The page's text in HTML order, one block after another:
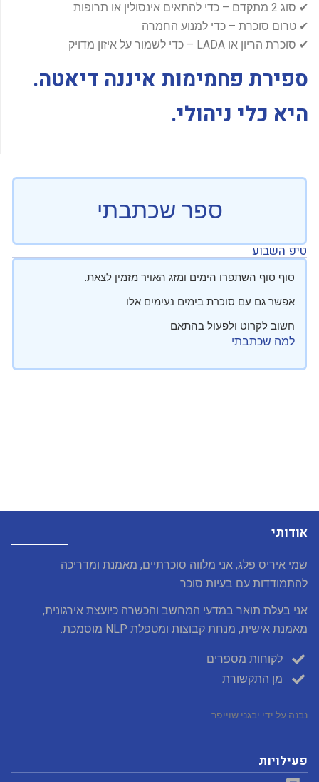
✔ סוג 2 מתקדם – כדי להתאים אינסולין או תרופות
✔ טרום סוכרת – כדי למנוע החמרה
✔ סוכרת הריון או LADA – כדי לשמור על איזון מדויק
ספירת פחמימות איננה דיאטה.
היא כלי ניהולי.
ספר שכתבתי
טיפ השבוע
סוף סוף השתפרו הימים ומזג האויר מזמין לצאת.
אפשר גם עם סוכרת בימים נעימים אלו.
חשוב לקרוט ולפעול בהתאם
למה שכתבתי
אודותי
שמי איריס פלג, אני מלווה סוכרתיים, מאמנת ומדריכה
להתמודדות עם בעיות סוכר.
אני בעלת תואר במדעי המחשב והכשרה כיועצת אירגונית,
מאמנת אישית, מנחת קבוצות ומטפלת NLP מוסמכת.
לקוחות מספרים
מן התקשורת
נבנה על ידי יבגני שוייפר
פעילויות